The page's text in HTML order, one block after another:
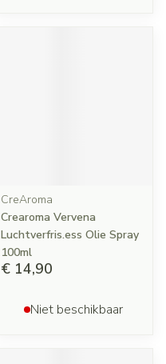
CreAroma
Crearoma Vervena
Luchtverfris.ess Olie Spray
100ml
€ 14,90
Niet beschikbaar